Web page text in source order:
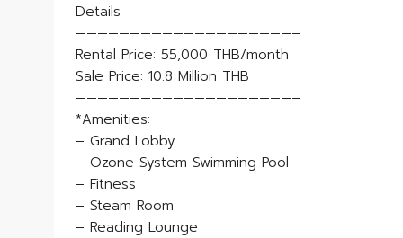
Details
————————————————————–
Rental Price: 55,000 THB/month
Sale Price: 10.8 Million THB
————————————————————–
*Amenities:
– Grand Lobby
– Ozone System Swimming Pool
– Fitness
– Steam Room
– Reading Lounge